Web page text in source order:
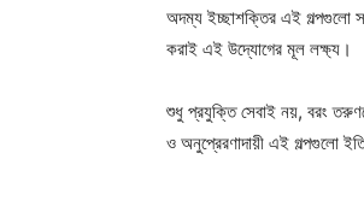
অদম্য ইচ্ছাশক্তির এই গল্পগুলো
করাই এই উদ্যোগের মূল লক্ষ্য।
শুধু প্রযুক্তি সেবাই নয়, বরং
ও অনুপ্রেরণাদায়ী এই গল্পগুলো